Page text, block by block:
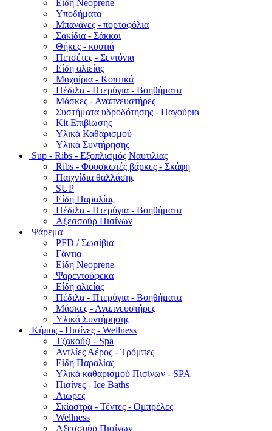
Είδη Neoprene
Υποδήματα
Μπανάνες - πορτοφόλια
Σακίδια - Σάκκοι
Θήκες - κουτιά
Πετσέτες - Σεντόνια
Είδη αλιείας
Μαχαίρια - Κοπτικά
Πέδιλα - Πτερύγια - Βοηθήματα
Μάσκες - Αναπνευστήρες
Συστήματα υδροδότησης - Παγούρια
Kit Επιβίωσης
Υλικά Καθαρισμού
Υλικά Συντήρησης
Sup - Ribs - Εξοπλισμός Ναυτιλίας
Ribs - Φουσκωτές βάρκες - Σκάφη
Παιχνίδια θαλλάσης
SUP
Είδη Παραλίας
Πέδιλα - Πτερύγια - Βοηθήματα
Αξεσσούρ Πισίνων
Ψάρεμα
PFD / Σωσίβια
Γάντια
Είδη Neoprene
Ψαρεντούφεκα
Είδη αλιείας
Πέδιλα - Πτερύγια - Βοηθήματα
Μάσκες - Αναπνευστήρες
Υλικά Συντήρησης
Κήπος - Πισίνες - Wellness
Τζακούζι - Spa
Αντλίες Αέρος - Τρόμπες
Είδη Παραλίας
Υλικά καθαρισμού Πισίνων - SPA
Πισίνες - Ice Baths
Αιώρες
Σκίαστρα - Τέντες - Ομπρέλες
Wellness
Αξεσσούρ Πισίνων